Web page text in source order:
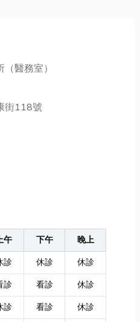
醫務室）
街118號
午 下午
晚上
診 休診
休診
診 看診
休診
診 看診
休診